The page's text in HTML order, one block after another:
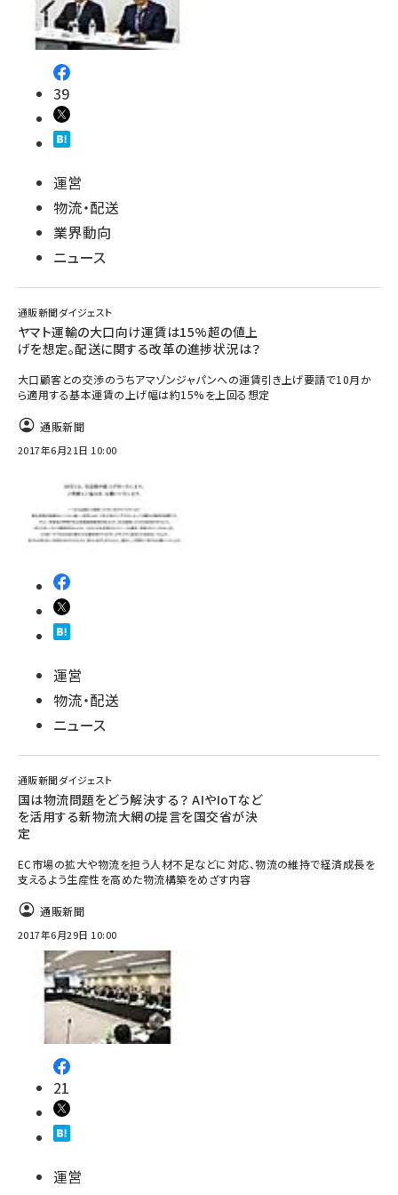
39
運営
物流・配送
業界動向
ニュース
通販新聞ダイジェスト
ヤマト運輸の大口向け運賃は15%超の値上
げを想定。配送に関する改革の進捗状況は？
大口顧客との交渉のうちアマゾンジャパンへの運賃引き上げ要請で10月か
ら適用する基本運賃の上げ幅は約15%を上回る想定
通販新聞
2017年6月21日 10:00
運営
物流・配送
ニュース
通販新聞ダイジェスト
国は物流問題をどう解決する？ AIやIoTなど
を活用する新物流大網の提言を国交省が決
定
EC市場の拡大や物流を担う人材不足などに対応、物流の維持で経済成長を
支えるよう生産性を高めた物流構築をめざす内容
通販新聞
2017年6月29日 10:00
21
運営